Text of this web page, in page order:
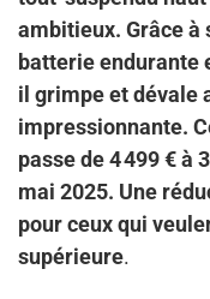
ambitieux. Grâce à
batterie endurante
il grimpe et dévale
impressionnante.
passe de 4 499 € à
mai 2025. Une
pour ceux qui
supérieure.